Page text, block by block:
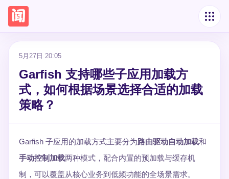
5月27日 20:05
Garfish 支持哪些子应用加载方
式，如何根据场景选择合适的加载
策略？
Garfish 子应用的加载方式主要分为路由驱动自动加载和
手动控制加载两种模式，配合内置的预加载与缓存机
制，可以覆盖从核心业务到低频功能的全场景需求。